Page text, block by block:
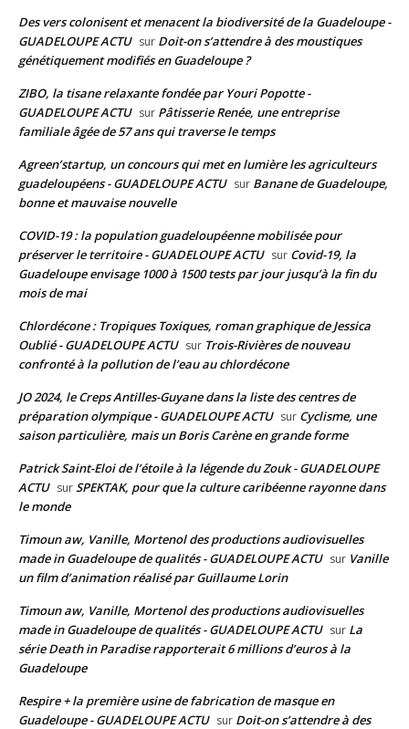
Des vers colonisent et menacent la biodiversité de la Guadeloupe -
GUADELOUPE ACTU sur Doit-on s’attendre à des moustiques
génétiquement modifiés en Guadeloupe ?
ZIBO, la tisane relaxante fondée par Youri Popotte -
GUADELOUPE ACTU sur Pâtisserie Renée, une entreprise
familiale âgée de 57 ans qui traverse le temps
Agreen’startup, un concours qui met en lumière les agriculteurs
guadeloupéens - GUADELOUPE ACTU sur Banane de Guadeloupe,
bonne et mauvaise nouvelle
COVID-19 : la population guadeloupéenne mobilisée pour
préserver le territoire - GUADELOUPE ACTU sur Covid-19, la
Guadeloupe envisage 1000 à 1500 tests par jour jusqu’à la fin du
mois de mai
Chlordécone : Tropiques Toxiques, roman graphique de Jessica
Oublié - GUADELOUPE ACTU sur Trois-Rivières de nouveau
confronté à la pollution de l’eau au chlordécone
JO 2024, le Creps Antilles-Guyane dans la liste des centres de
préparation olympique - GUADELOUPE ACTU sur Cyclisme, une
saison particulière, mais un Boris Carène en grande forme
Patrick Saint-Eloi de l’étoile à la légende du Zouk - GUADELOUPE
ACTU surSPEKTAK, pour que la culture caribéenne rayonne dans
le monde
Timoun aw, Vanille, Mortenol des productions audiovisuelles
made in Guadeloupe de qualités - GUADELOUPE ACTU sur Vanille
un film d’animation réalisé par Guillaume Lorin
Timoun aw, Vanille, Mortenol des productions audiovisuelles
made in Guadeloupe de qualités - GUADELOUPE ACTU sur La
série Death in Paradise rapporterait 6 millions d’euros à la
Guadeloupe
Respire + la première usine de fabrication de masque en
Guadeloupe - GUADELOUPE ACTU sur Doit-on s’attendre à des